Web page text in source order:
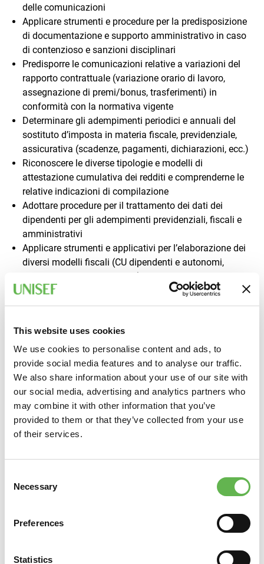
This website uses cookies
We use cookies to personalise content and ads, to
provide social media features and to analyse our traffic.
We also share information about your use of our site with
our social media, advertising and analytics partners who
may combine it with other information that you’ve
provided to them or that they’ve collected from your use
of their services.
Selection
Necessary
Preferences
Statistics
delle comunicazioni
Applicare strumenti e procedure per la predisposizione
di documentazione e supporto amministrativo in caso
di contenzioso e sanzioni disciplinari
Predisporre le comunicazioni relative a variazioni del
rapporto contrattuale (variazione orario di lavoro,
assegnazione di premi/bonus, trasferimenti) in
conformità con la normativa vigente
Determinare gli adempimenti periodici e annuali del
sostituto d’imposta in materia fiscale, previdenziale,
assicurativa (scadenze, pagamenti, dichiarazioni, ecc.)
Riconoscere le diverse tipologie e modelli di
attestazione cumulativa dei redditi e comprenderne le
relative indicazioni di compilazione
Adottare procedure per il trattamento dei dati dei
dipendenti per gli adempimenti previdenziali, fiscali e
amministrativi
Applicare strumenti e applicativi per l’elaborazione dei
diversi modelli fiscali (CU dipendenti e autonomi,
scadenze previste dalla normativa
Individuare i riferimenti normativi in materia fiscale,
adempimenti da realizzare
Garantire la sicurezza dei dati nell’ambito delle diverse
fasi di lavoro, nel rispetto delle procedure e normative
di riferimento
Individuare ed utilizzare correttamente i dati per la
redazione ed il monitoraggio del budget del personale
Registrare i documenti contabili connessi
all’amministrazione del personale
gestione degli adempimenti contabili connessi
Individuare i dati e le informazioni per la definizione del
contabilità in raccordo con l’amministrazione e nel
rispetto delle tempistiche di chiusura del bilancio
applicate alle buste paga